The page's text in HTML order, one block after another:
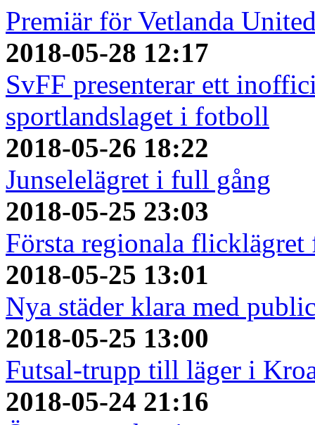
Premiär för Vetlanda
2018-05-28 12:17
SvFF presenterar ett
sportlandslaget i fotboll
2018-05-26 18:22
Junselelägret i full gång
2018-05-25 23:03
Första regionala
2018-05-25 13:01
Nya städer klara med
2018-05-25 13:00
Futsal-trupp till läger i
2018-05-24 21:16